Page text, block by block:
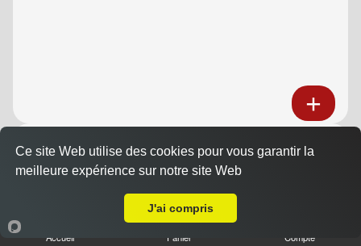
Poulet au caramel
13.40 €
Accueil Panier Compte
Ce site Web utilise des cookies pour vous garantir la
meilleure expérience sur notre site Web
J'ai compris